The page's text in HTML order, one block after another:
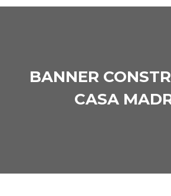
BANNER
CASA